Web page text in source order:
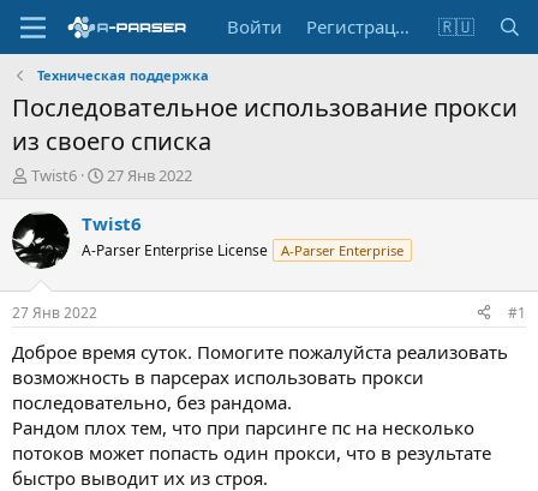
Войти Регистрация 🇷🇺
Техническая поддержка
Последовательное использование прокси
из своего списка
А
т
о
р
т
е
м
ы
Twist6
Д
т
н
а
л
27 Янв 2022
Twist6
A-Parser Enterprise License A-Parser Enterprise
27 Янв 2022 #1
Доброе время суток. Помогите пожалуйста реализовать
возможность в парсерах использовать прокси
последовательно, без рандома.
Рандом плох тем, что при парсинге пс на несколько
потоков может попасть один прокси, что в результате
быстро выводит их из строя.